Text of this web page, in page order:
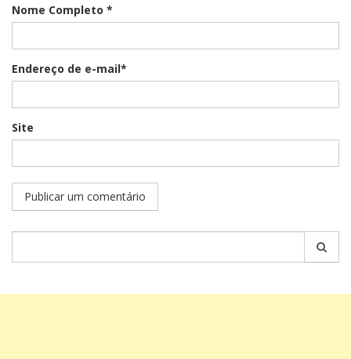
Nome Completo *
Endereço de e-mail*
Site